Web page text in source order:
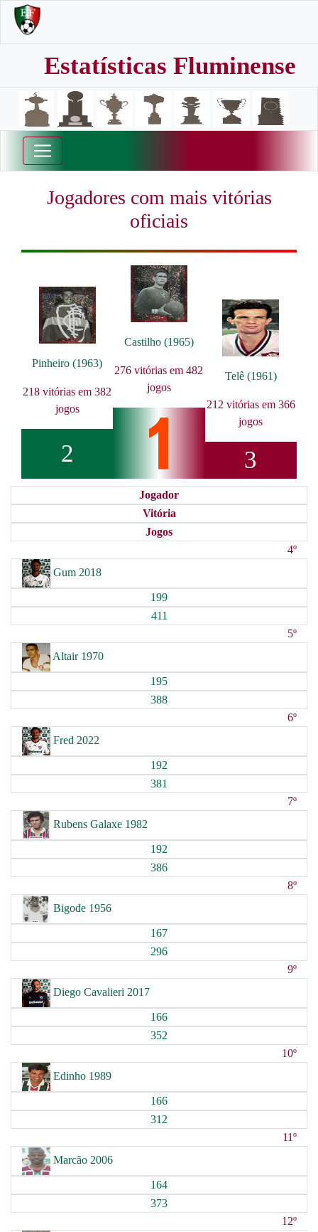
Estatísticas Fluminense
Jogadores com mais vitórias
oficiais
Pinheiro (1963)
218 vitórias em 382
jogos
2
Castilho (1965)
276 vitórias em 482
jogos
Telê (1961)
212 vitórias em 366
jogos
3
Jogador
Vitória
Jogos
4º
Gum 2018
199
411
5º
Altair 1970
195
388
6º
Fred 2022
192
381
7º
Rubens Galaxe 1982
192
386
8º
Bigode 1956
167
296
9º
Diego Cavalieri 2017
166
352
10º
Edinho 1989
166
312
11º
Marcão 2006
164
373
12º